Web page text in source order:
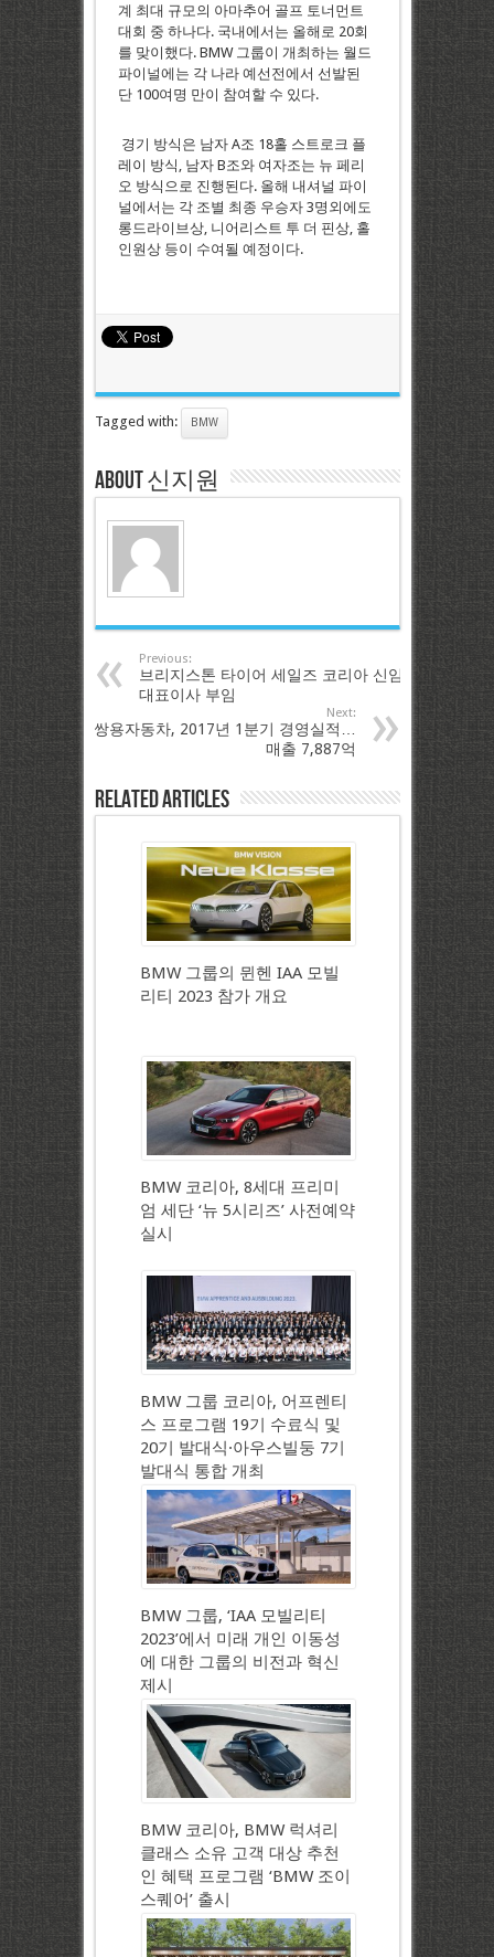
계 최대 규모의 아마추어 골프 토너먼트
대회 중 하나다. 국내에서는 올해로 20회
를 맞이했다. BMW 그룹이 개최하는 월드
파이널에는 각 나라 예선전에서 선발된
단 100여명 만이 참여할 수 있다.
경기 방식은 남자 A조 18홀 스트로크 플
레이 방식, 남자 B조와 여자조는 뉴 페리
오 방식으로 진행된다. 올해 내셔널 파이
널에서는 각 조별 최종 우승자 3명외에도
롱드라이브상, 니어리스트 투 더 핀상, 홀
인원상 등이 수여될 예정이다.
Tagged with: BMW
About 신지원
Previous:
브리지스톤 타이어 세일즈 코리아 신임
대표이사 부임
Next:
쌍용자동차, 2017년 1분기 경영실적…
매출 7,887억
Related Articles
BMW 그룹의 뮌헨 IAA 모빌
리티 2023 참가 개요
BMW 코리아, 8세대 프리미
엄 세단 ‘뉴 5시리즈’ 사전예약
실시
BMW 그룹 코리아, 어프렌티
스 프로그램 19기 수료식 및
20기 발대식·아우스빌둥 7기
발대식 통합 개최
BMW 그룹, ‘IAA 모빌리티
2023’에서 미래 개인 이동성
에 대한 그룹의 비전과 혁신
제시
BMW 코리아, BMW 럭셔리
클래스 소유 고객 대상 추천
인 혜택 프로그램 ‘BMW 조이
스퀘어’ 출시